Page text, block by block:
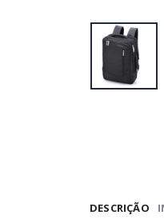
DESCRIÇÃO